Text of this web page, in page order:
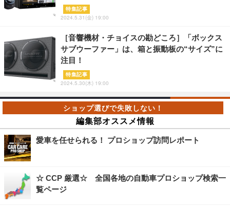
特集記事
2024.5.31(金) 19:00
［音響機材・チョイスの勘どころ］「ボックス
サブウーファー」は、箱と振動板の“サイズ”に
注目！
特集記事
2024.5.30(木) 19:00
編集部オススメ情報
愛車を任せられる！ プロショップ訪問レポート
☆ CCP 厳選☆ 全国各地の自動車プロショップ検索一
覧ページ